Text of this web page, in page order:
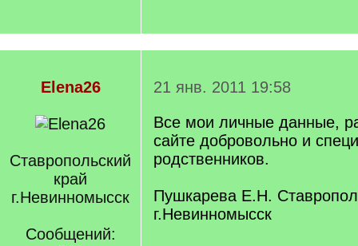
Elena26
Ставропольский
край
г.Невинномысск
Сообщений:
21 янв. 2011 19:58
Все мои личные данные,
сайте добровольно и
родственников.
Пушкарева Е.Н.
г.Невинномысск